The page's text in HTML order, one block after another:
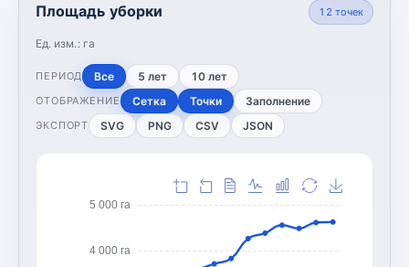
Площадь уборки
Ед. изм.: га
12 точек
ПЕРИОД Все 5 лет 10 лет
ОТОБРАЖЕНИЕ Сетка Точки Заполнение
ЭКСПОРТ SVG PNG CSV JSON
4 000 га
5 000 га